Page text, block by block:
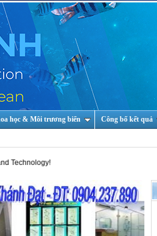
học & Môi trương biển Công bố kết quả